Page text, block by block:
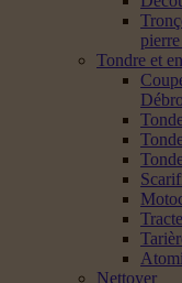
Tondre et
Nettoyer